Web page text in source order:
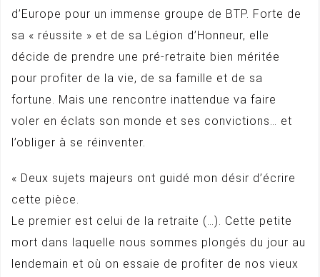
d’Europe pour un immense groupe de BTP. Forte de
sa « réussite » et de sa Légion d’Honneur, elle
décide de prendre une pré-retraite bien méritée
pour profiter de la vie, de sa famille et de sa
fortune. Mais une rencontre inattendue va faire
voler en éclats son monde et ses convictions… et
l’obliger à se réinventer.
« Deux sujets majeurs ont guidé mon désir d’écrire
cette pièce.
Le premier est celui de la retraite (…). Cette petite
mort dans laquelle nous sommes plongés du jour au
lendemain et où on essaie de profiter de nos vieux